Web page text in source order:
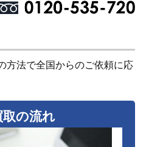
方法で全国からのご依頼に応
取の流れ